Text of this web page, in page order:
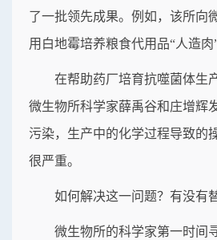
了一批领先成果。例如，该所
用白地霉培养粮食代用品“人造肉
在帮助药厂培育抗噬菌体生
微生物所科学家薛禹谷和庄增辉
污染，生产中的化学过程导致的
很严重。
如何解决这一问题？有没有
微生物所的科学家第一时间